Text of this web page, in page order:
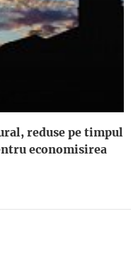
reduse pe timpul
economisirea